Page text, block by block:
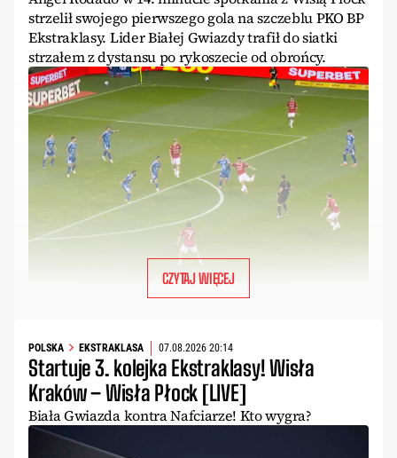
strzelił swojego pierwszego gola na szczeblu PKO BP
Ekstraklasy. Lider Białej Gwiazdy trafił do siatki
strzałem z dystansu po rykoszecie od obrońcy.
CZYTAJ WIĘCEJ
POLSKA EKSTRAKLASA 07.08.2026 20:14
Startuje 3. kolejka Ekstraklasy! Wisła
Kraków – Wisła Płock [LIVE]
Biała Gwiazda kontra Nafciarze! Kto wygra?